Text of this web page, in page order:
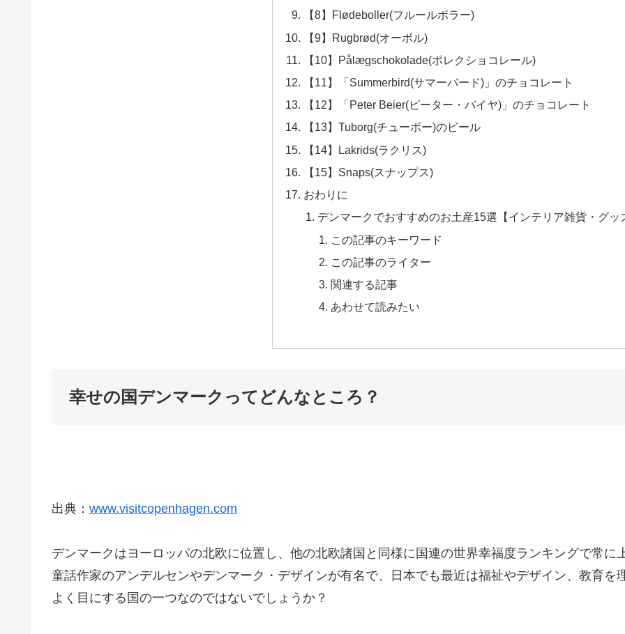
【8】Flødeboller(フルールボラー)
【9】Rugbrød(オーボル)
【10】Pålægschokolade(ポレクショコレール)
【11】「Summerbird(サマーバード)」のチョコレート
【12】「Peter Beier(ピーター・バイヤ)」のチョコレート
【13】Tuborg(チューボー)のビール
【14】Lakrids(ラクリス)
【15】Snaps(スナップス)
おわりに
デンマークでおすすめのお土産15選【インテリア雑貨・グッ
この記事のキーワード
この記事のライター
関連する記事
あわせて読みたい
幸せの国デンマークってどんなところ？
出典： www.visitcopenhagen.com
デンマークはヨーロッパの北欧に位置し、他の北欧諸国と同様に国連の世界幸福度ランキングで常
童話作家のアンデルセンやデンマーク・デザインが有名で、日本でも最近は福祉やデザイン、教育
よく目にする国の一つなのではないでしょうか？